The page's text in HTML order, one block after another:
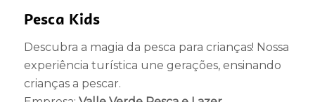
Pesca Kids
Descubra a magia da pesca para crianças! Nossa
experiência turística une gerações, ensinando
crianças a pescar.